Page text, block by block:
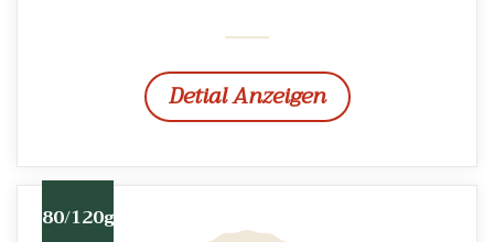
Detial Anzeigen
80/120g